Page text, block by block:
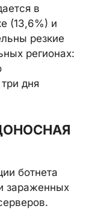
в
(13,6%) и
резкие
регионах:
дня
ботнета
зараженных